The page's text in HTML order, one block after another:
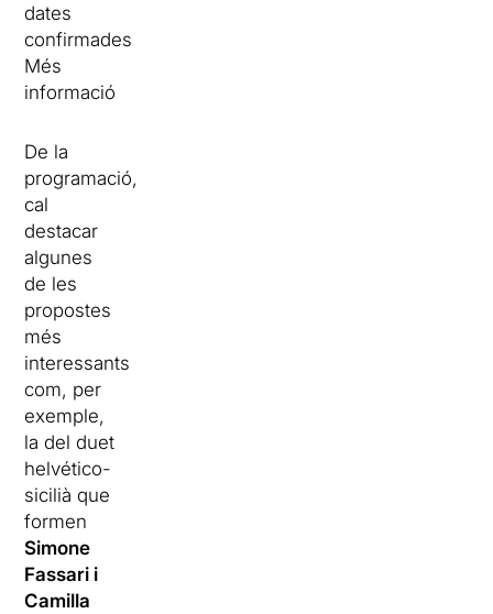
dates
confirmades
Més
informació
De la
programació,
cal
destacar
algunes
de les
propostes
més
interessants
com, per
exemple,
la del duet
helvético-
sicilià que
formen
Simone
Fassari i
Camilla